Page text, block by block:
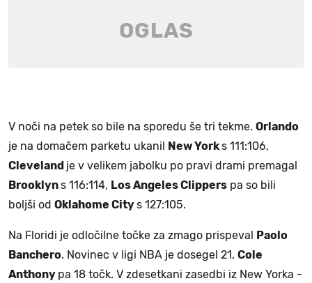
V noči na petek so bile na sporedu še tri tekme. Orlando
je na domačem parketu ukanil
New Yorks 111:106,
Cleveland je v velikem jabolku po pravi drami premagal
Brooklyns 116:114, Los Angeles Clippers pa so bili
boljši od Oklahome Citys 127:105.
Na Floridi je odločilne točke za zmago prispeval
Paolo
Banchero. Novinec v ligi NBA je dosegel 21, Cole
Anthony pa 18 točk. V zdesetkani zasedbi iz New Yorka -